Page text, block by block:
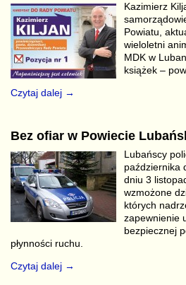
Kazimierz
Powiatu,
wieloletni
MDK w
książek –
Czytaj dalej →
Bez ofiar w Powiecie
Lubańscy
października
dniu 3
wzmożone
których
zapewnienie
bezpiecznej
płynności ruchu.
Czytaj dalej →